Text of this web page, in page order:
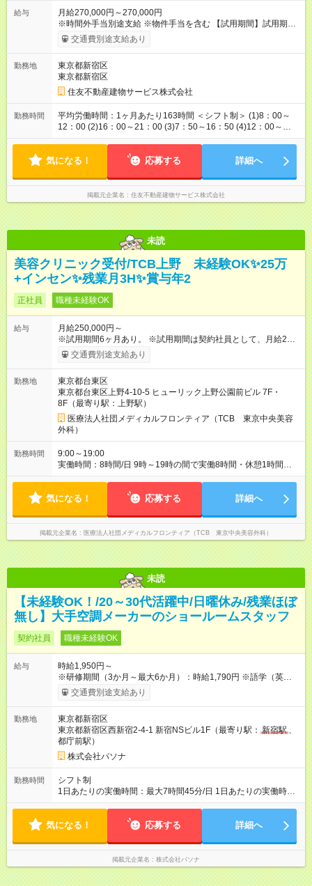
給与
月給270,000円～270,000円
※時間外手当別途支給 ※物件手当を含む 【試用期間】試用期間
あり 試用期間の長さ：3ヶ月 雇用形態、給与は本採用時と同じ
です。
交通費別途支給あり
勤務地
東京都新宿区
東京都新宿区
住友不動産建物サービス株式会社
勤務時間
平均労働時間：1ヶ月あたり163時間 ＜シフト制＞ (1)8：00～
12：00 (2)16：00～21：00 (3)7：50～16：50 (4)12：00～
21：00 (5)8：00～21：00 など ※勤務時間は物件や状況によ
シフトにご対応いただきます。 ※2月は160時間 平均労働時間：
00～21：00 (3)7：50～16：50 (4)12：00～21：00 (5)8：00～
21：00 など ※勤務時間は物件や状況により異なります。 ※記
載の時間帯はあくまでも参考例で、複数のシフトにご対応いた
気になる！ 応募する 詳細へ
掲載元企業名 住友不動産建物サービス株式会社
未読
美容クリニック受付/TCB上野 未経験OK✨️25万
+インセン✨️残業月3H✨️賞与年2
正社員 職種未経験OK
給与
月給250,000円～
※試用期間6ヶ月あり。 ※試用期間は契約社員として、月給22万
円＋各種手当となります。 ※想定年収には賞与+インセンティブ
を含みます。 ◆残業手当は1分単位で全額支給 【試用期間】試用
時と異なる部分があります。 雇用形態：中途採用（契約社員）
給与：月給 220,000円以上
交通費別途支給あり
勤務地
東京都台東区
東京都台東区上野4-10-5 ヒューリック上野公園前ビル 7F・
8F（最寄り駅：上野駅）
医療法人社団メディカルフロンティア（TCB 東京中央美容
外科）
勤務時間
9:00～19:00
実働時間：8時間/日 9時～19時の間で実働8時間・休憩1時間
【残業ほぼ無し！】 残業月平均3時間のため、ほぼ毎日定時で退
気になる！ 応募する 詳細へ
掲載元企業名 医療法人社団メディカルフロンティア（TCB 東京中央美容外科）
未読
【未経験OK！/20～30代活躍中/日曜休み/残業ほぼ
無し】大手空調メーカーのショールームスタッフ
契約社員 職種未経験OK
給与
時給1,950円～
※研修期間（3か月～最大6か月）：時給1,790円 ※語学（英語・
中国語）対応が可能な場合は、プラス時給あり。 ◆月収例：月
収30万2250円(時給1,950円×実働7.75時間×20日勤務) ◆年収
45 開館準備 10：00 開館 10：00～12：00 接客・PC入力
12：00～13：00 休憩 13：00～15：00 法人向けツアー 15：
00～17：00 接客・製品学習 17：00 翌日準備 17：30 閉館 機
器の立下げ 17：50 夕礼 18：15 退勤 【試用期間】試用期間な
し
交通費別途支給あり
勤務地
東京都新宿区
東京都新宿区西新宿2-4-1 新宿NSビル1F（最寄り駅： 新宿駅 、
都庁前駅）
株式会社パソナ
勤務時間
シフト制
1日あたりの実働時間：最大7時間45分/日 1日あたりの実働時
間：7時間45分 ※シフト時間 09：30～18：15（休憩1時間）
気になる！ 応募する 詳細へ
掲載元企業名 株式会社パソナ